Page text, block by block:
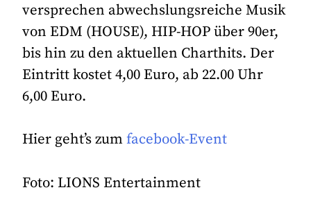
versprechen abwechslungsreiche Musik
von EDM (HOUSE), HIP-HOP über 90er,
bis hin zu den aktuellen Charthits. Der
Eintritt kostet 4,00 Euro, ab 22.00 Uhr
6,00 Euro.
Hier geht’s zumfacebook-Event
Foto: LIONS Entertainment